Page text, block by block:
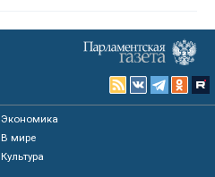
Экономика
В мире
Культура